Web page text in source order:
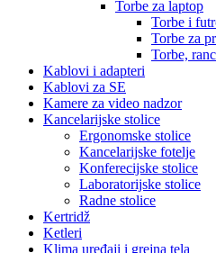
Torbe za laptop
Torbe i
Torbe za
Torbe,
Kablovi i adapteri
Kablovi za SE
Kamere za video nadzor
Kancelarijske stolice
Ergonomske stolice
Kancelarijske fotelje
Konferecijske stolice
Laboratorijske stolice
Radne stolice
Kertridž
Ketleri
Klima uređaji i grejna tela